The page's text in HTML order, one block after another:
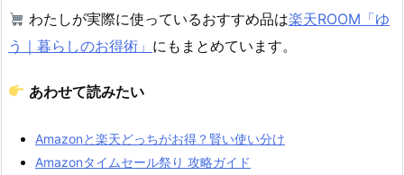
わたしが実際に使っているおすすめ品は楽天ROOM「ゆ
う｜暮らしのお得術」 にもまとめています。
あわせて読みたい
Amazonと楽天どっちがお得？賢い使い分け
Amazonタイムセール祭り 攻略ガイド